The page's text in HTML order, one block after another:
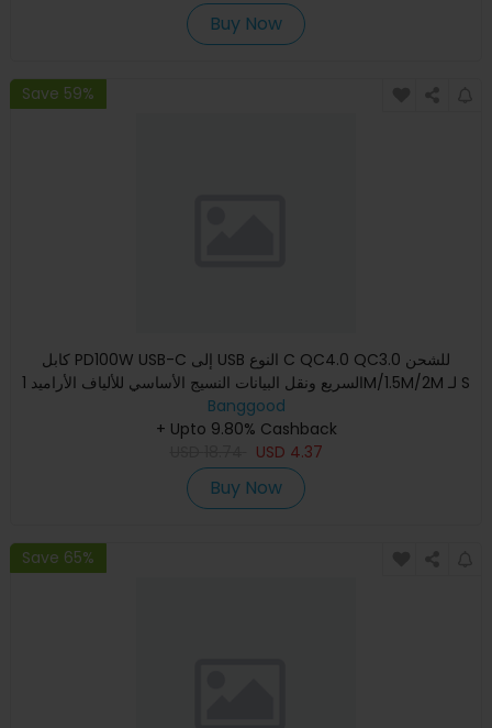
Buy Now
Save 59%
كابل PD100W USB-C إلى USB النوع C QC4.0 QC3.0 للشحن
السريع ونقل البيانات النسيج الأساسي للألياف الأراميد 1M/1.5M/2M لـ S
Banggood
+ Upto 9.80% Cashback
USD 4.37
Buy Now
Save 65%